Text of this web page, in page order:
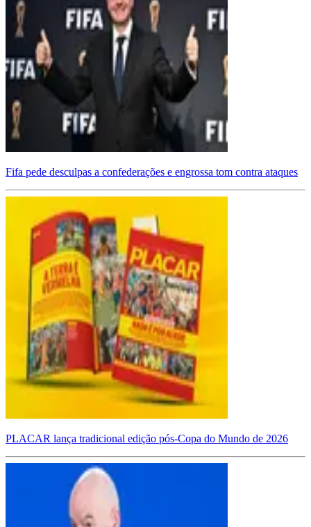
Fifa pede desculpas a confederações e engrossa tom contra ataques
PLACAR lança tradicional edição pós-Copa do Mundo de 2026